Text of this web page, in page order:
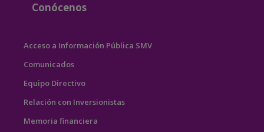
Conócenos
Acceso a Información Pública SMV
Comunicados
Equipo Directivo
Relación con Inversionistas
Memoria financiera